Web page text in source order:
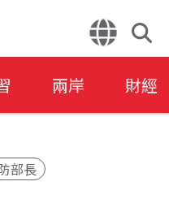
兩岸 財經
部長